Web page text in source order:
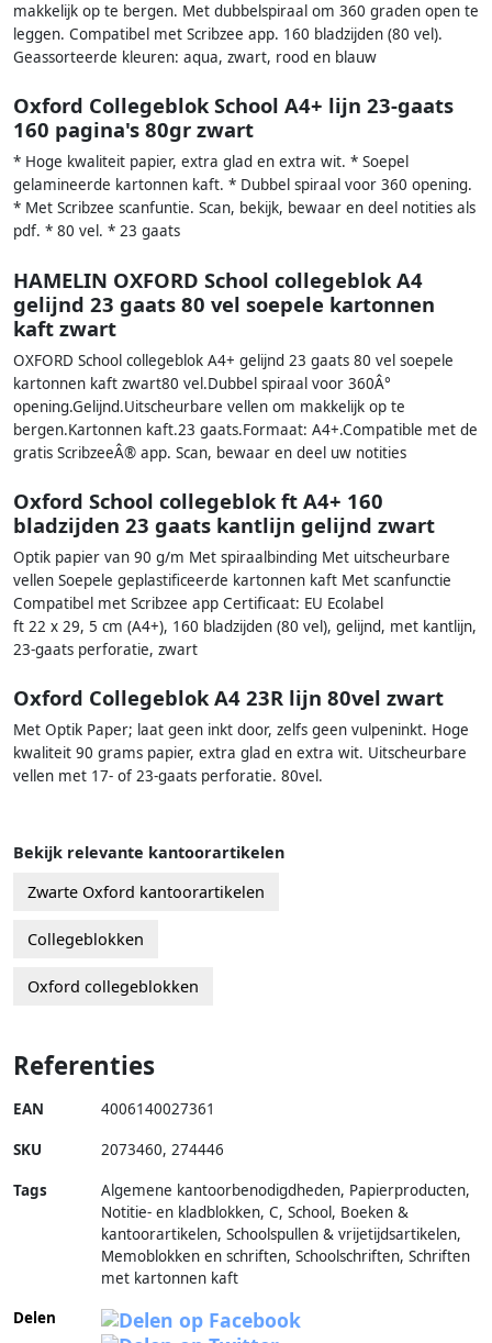
makkelijk op te bergen. Met dubbelspiraal om 360 graden open te
leggen. Compatibel met Scribzee app. 160 bladzijden (80 vel).
Geassorteerde kleuren: aqua, zwart, rood en blauw
Oxford Collegeblok School A4+ lijn 23-gaats
160 pagina's 80gr zwart
* Hoge kwaliteit papier, extra glad en extra wit. * Soepel
gelamineerde kartonnen kaft. * Dubbel spiraal voor 360 opening.
* Met Scribzee scanfuntie. Scan, bekijk, bewaar en deel notities als
pdf. * 80 vel. * 23 gaats
HAMELIN OXFORD School collegeblok A4
gelijnd 23 gaats 80 vel soepele kartonnen
kaft zwart
OXFORD School collegeblok A4+ gelijnd 23 gaats 80 vel soepele
kartonnen kaft zwart80 vel.Dubbel spiraal voor 360Â°
opening.Gelijnd.Uitscheurbare vellen om makkelijk op te
bergen.Kartonnen kaft.23 gaats.Formaat: A4+.Compatible met de
gratis ScribzeeÂ® app. Scan, bewaar en deel uw notities
Oxford School collegeblok ft A4+ 160
bladzijden 23 gaats kantlijn gelijnd zwart
Optik papier van 90 g/m Met spiraalbinding Met uitscheurbare
vellen Soepele geplastificeerde kartonnen kaft Met scanfunctie
Compatibel met Scribzee app Certificaat: EU Ecolabel
ft 22 x 29, 5 cm (A4+), 160 bladzijden (80 vel), gelijnd, met kantlijn,
23-gaats perforatie, zwart
Oxford Collegeblok A4 23R lijn 80vel zwart
Met Optik Paper; laat geen inkt door, zelfs geen vulpeninkt. Hoge
kwaliteit 90 grams papier, extra glad en extra wit. Uitscheurbare
vellen met 17- of 23-gaats perforatie. 80vel.
Bekijk relevante kantoorartikelen
Zwarte Oxford kantoorartikelen
Collegeblokken
Oxford collegeblokken
Referenties
EAN 4006140027361
SKU 2073460, 274446
Tags
Algemene kantoorbenodigdheden, Papierproducten,
Notitie- en kladblokken, C, School, Boeken &
kantoorartikelen, Schoolspullen & vrijetijdsartikelen,
Memoblokken en schriften, Schoolschriften, Schriften
met kartonnen kaft
Delen